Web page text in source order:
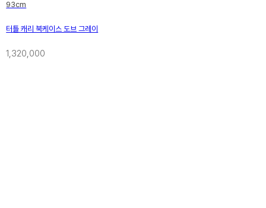
93cm
터틀 캐리 북케이스 도브 그레이
1,320,000